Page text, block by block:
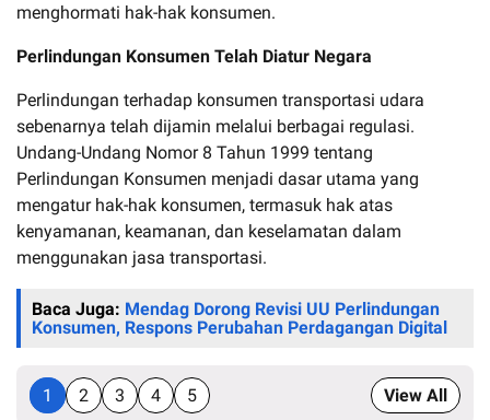
menghormati hak-hak konsumen.
Perlindungan Konsumen Telah Diatur Negara
Perlindungan terhadap konsumen transportasi udara
sebenarnya telah dijamin melalui berbagai regulasi.
Undang-Undang Nomor 8 Tahun 1999 tentang
Perlindungan Konsumen menjadi dasar utama yang
mengatur hak-hak konsumen, termasuk hak atas
kenyamanan, keamanan, dan keselamatan dalam
menggunakan jasa transportasi.
Baca Juga: Mendag Dorong Revisi UU Perlindungan
Konsumen, Respons Perubahan Perdagangan Digital
1 2 3 4 5 View All